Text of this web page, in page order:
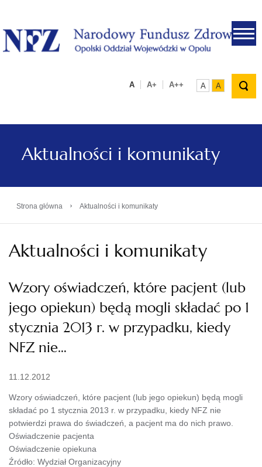
.
A A+ A++ A A
Aktualności i komunikaty
Strona główna › Aktualności i komunikaty
Aktualności i komunikaty
Wzory oświadczeń, które pacjent (lub
jego opiekun) będą mogli składać po 1
stycznia 2013 r. w przypadku, kiedy
NFZ nie…
11.12.2012
Wzory oświadczeń, które pacjent (lub jego opiekun) będą mogli
składać po 1 stycznia 2013 r. w przypadku, kiedy NFZ nie
potwierdzi prawa do świadczeń, a pacjent ma do nich prawo.
Oświadczenie pacjenta
Oświadczenie opiekuna
Źródło: Wydział Organizacyjny